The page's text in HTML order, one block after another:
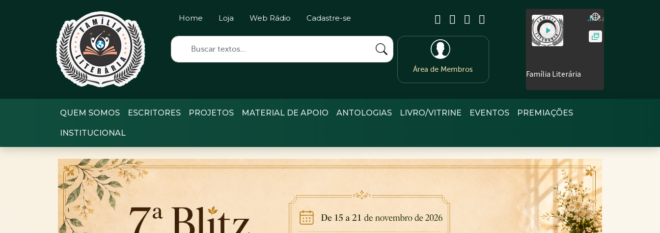
Home Loja Web Rádio Cadastre-se
Área de Membros
QUEM SOMOS ESCRITORES PROJETOS MATERIAL DE APOIO ANTOLOGIAS LIVRO/VITRINE EVENTOS PREMIAÇÕES
INSTITUCIONAL